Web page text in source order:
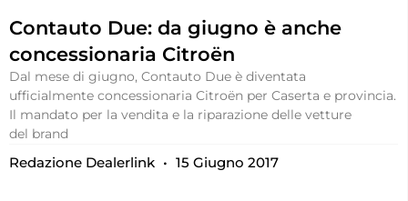
Contauto Due: da giugno è anche
concessionaria Citroën
Dal mese di giugno, Contauto Due è diventata
ufficialmente concessionaria Citroën per Caserta e provincia.
Il mandato per la vendita e la riparazione delle vetture
del brand
Redazione Dealerlink 15 Giugno 2017